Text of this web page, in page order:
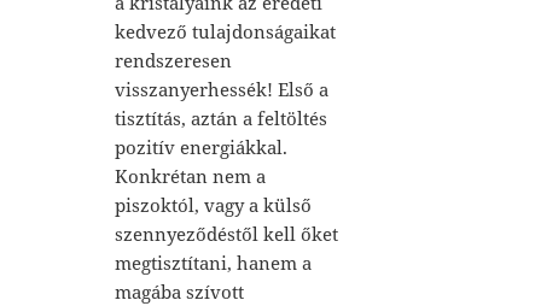
kedvező tulajdonságaikat
rendszeresen
visszanyerhessék! Első a
tisztítás, aztán a feltöltés
pozitív energiákkal.
Konkrétan nem a
piszoktól, vagy a külső
szennyeződéstől kell őket
megtisztítani, hanem a
magába szívott